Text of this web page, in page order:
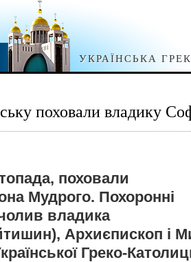
УКРАЇНСЬКА
поховали владику
поховали
Мудрого. Похоронні
владика
Архиєпископ і
Греко-